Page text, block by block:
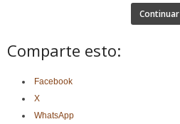
Continuar
Comparte esto:
Facebook
X
WhatsApp